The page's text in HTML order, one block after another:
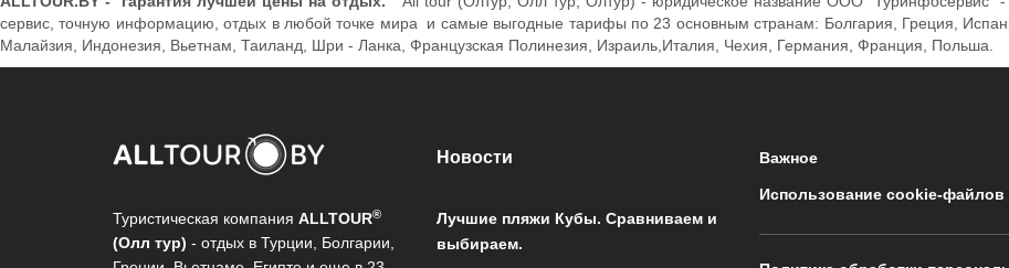
сервис, точную информацию, отдых в любой точке мира и самые выгодные тарифы по 23 основным странам: Болгария, Греция,
Малайзия, Индонезия, Вьетнам, Таиланд, Шри - Ланка, Французская Полинезия, Израиль,Италия, Чехия, Германия, Франция, Польша.
Туристическая компания ALLTOUR®
(Олл тур) - отдых в Турции, Болгарии,
Новости
Лучшие пляжи Кубы. Сравниваем и
выбираем.
Важное
Использование cookie-файлов